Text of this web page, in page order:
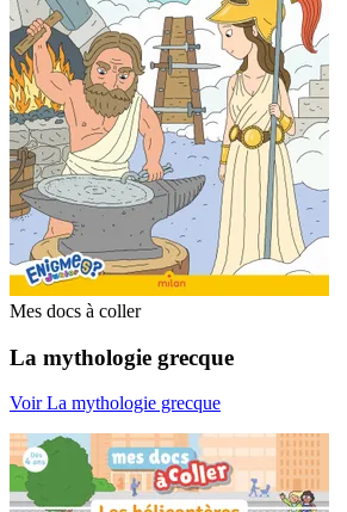
Mes docs à coller
La mythologie grecque
Voir La mythologie grecque